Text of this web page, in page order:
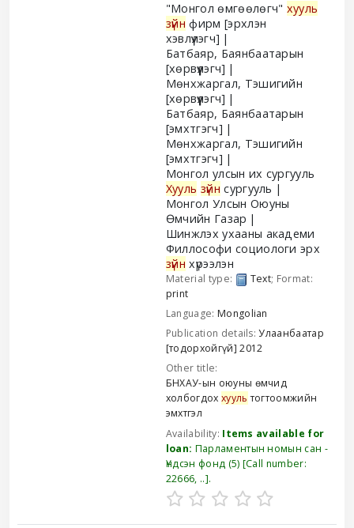
"Монгол өмгөөлөгч" хууль
зүйн фирм [эрхлэн
хэвлүүлэгч]
Батбаяр, Баянбаатарын
[хөрвүүлэгч]
Мөнхжаргал, Тэшигийн
[хөрвүүлэгч]
Батбаяр, Баянбаатарын
[эмхтгэгч]
Мөнхжаргал, Тэшигийн
[эмхтгэгч]
Монгол улсын их сургууль
Хууль зүйн сургууль
Монгол Улсын Оюуны
Өмчийн Газар
Шинжлэх ухааны академи
Филлософи социологи эрх
зүйн хүрээлэн
Material type: Text; Format:
print
Language: Mongolian
Publication details:Улаанбаатар
[тодорхойгүй] 2012
Other title:
БНХАУ-ын оюуны өмчид
холбогдох хууль тогтоомжийн
эмхтгэл
Availability: Items available for
loan: Парламентын номын сан -
Үндсэн фонд (5) Call number:
22666, .. .